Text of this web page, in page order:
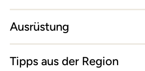
Ausrüstung
Tipps aus der Region